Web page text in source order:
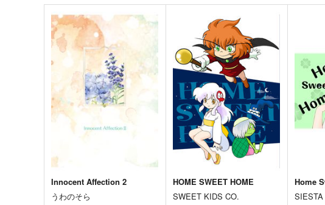
Innocent Affection 2
うわのそら
HOME SWEET HOME
SWEET KIDS CO.
Home
SIESTA